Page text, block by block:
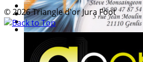
© 2026 Triangle d'or Jura Foot